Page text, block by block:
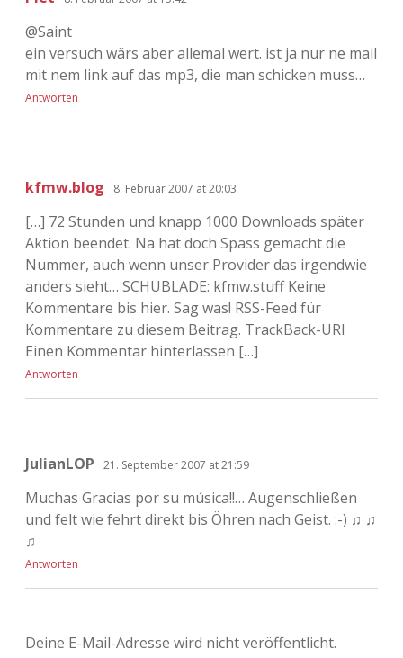
@Saint
ein versuch wärs aber allemal wert. ist ja nur ne mail
mit nem link auf das mp3, die man schicken muss…
Antworten
kfmw.blog 8. Februar 2007 at 20:03
[…] 72 Stunden und knapp 1000 Downloads später
Aktion beendet. Na hat doch Spass gemacht die
Nummer, auch wenn unser Provider das irgendwie
anders sieht… SCHUBLADE: kfmw.stuff Keine
Kommentare bis hier. Sag was! RSS-Feed für
Kommentare zu diesem Beitrag. TrackBack-URI
Einen Kommentar hinterlassen […]
Antworten
JulianLOP 21. September 2007 at 21:59
Muchas Gracias por su música!!… Augenschließen
und felt wie fehrt direkt bis Öhren nach Geist. :-) ♫ ♫
♫
Antworten
Deine E-Mail-Adresse wird nicht veröffentlicht.